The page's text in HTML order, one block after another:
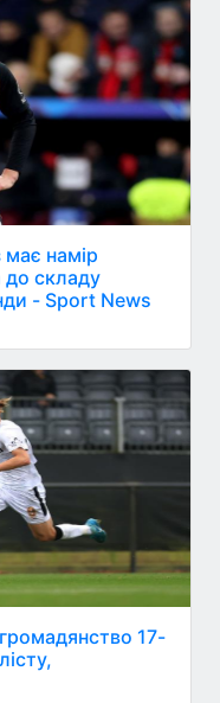
намір
складу
- Sport News
17-